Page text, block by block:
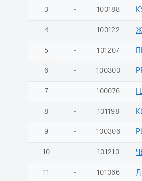
3 - 100188
4 - 100122
5 - 101207
6 - 100300
7 - 100076
8 - 101198
9 - 100306
10 - 101210
11 - 101066